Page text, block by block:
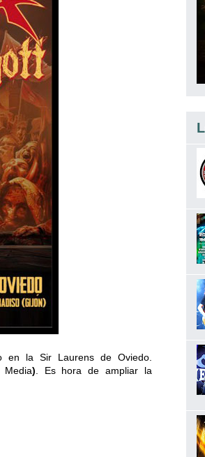
en la Sir Laurens de Oviedo.
Media). Es hora de ampliar la